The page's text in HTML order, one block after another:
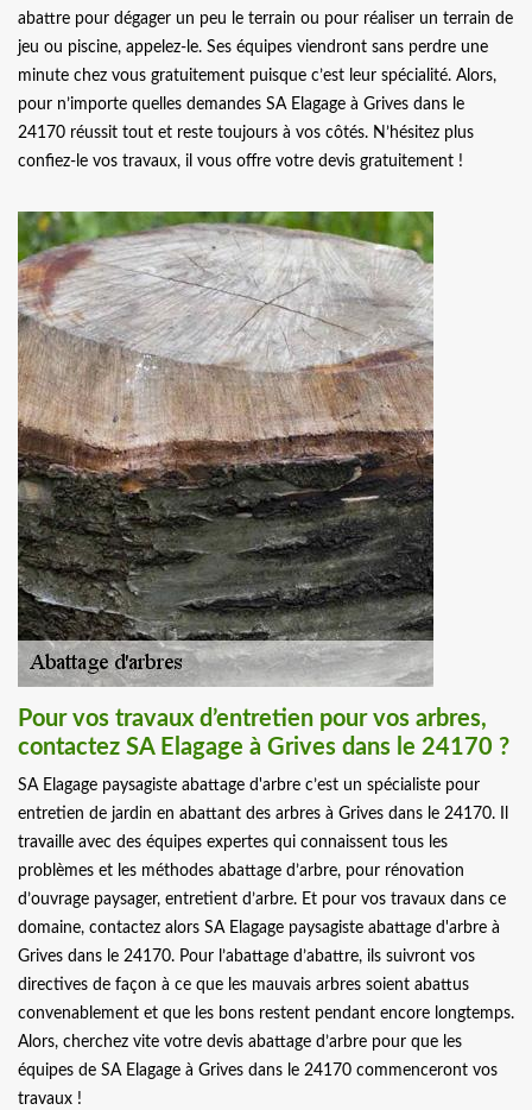
abattre pour dégager un peu le terrain ou pour réaliser un terrain de
jeu ou piscine, appelez-le. Ses équipes viendront sans perdre une
minute chez vous gratuitement puisque c’est leur spécialité. Alors,
pour n’importe quelles demandes SA Elagage à Grives dans le
24170 réussit tout et reste toujours à vos côtés. N’hésitez plus
confiez-le vos travaux, il vous offre votre devis gratuitement !
Pour vos travaux d’entretien pour vos arbres,
contactez SA Elagage à Grives dans le 24170 ?
SA Elagage paysagiste abattage d'arbre c’est un spécialiste pour
entretien de jardin en abattant des arbres à Grives dans le 24170. Il
travaille avec des équipes expertes qui connaissent tous les
problèmes et les méthodes abattage d’arbre, pour rénovation
d’ouvrage paysager, entretient d’arbre. Et pour vos travaux dans ce
domaine, contactez alors SA Elagage paysagiste abattage d'arbre à
Grives dans le 24170. Pour l’abattage d’abattre, ils suivront vos
directives de façon à ce que les mauvais arbres soient abattus
convenablement et que les bons restent pendant encore longtemps.
Alors, cherchez vite votre devis abattage d’arbre pour que les
équipes de SA Elagage à Grives dans le 24170 commenceront vos
travaux !